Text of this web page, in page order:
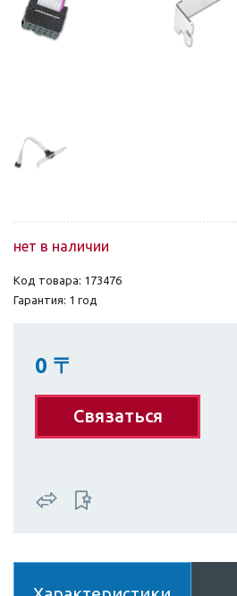
нет в наличии
Код товара: 173476
Гарантия: 1 год
0 〒
Связаться